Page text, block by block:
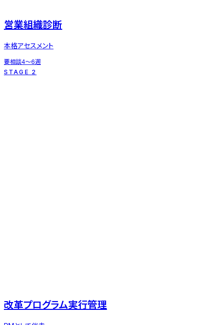
営業組織診断
本格アセスメント
要相談4〜6週
STAGE 2
改革プログラム実行管理